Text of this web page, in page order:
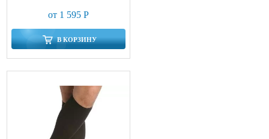
от 1 595 Р
В КОРЗИНУ